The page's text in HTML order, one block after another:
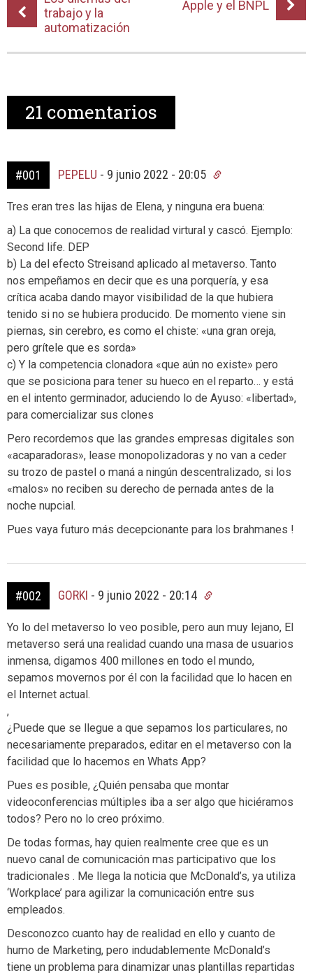
trabajo y la
automatización
Apple y el BNPL
21 comentarios
#001 PEPELU - 9 junio 2022 - 20:05
Tres eran tres las hijas de Elena, y ninguna era buena:
a) La que conocemos de realidad virtural y cascó. Ejemplo:
Second life. DEP
b) La del efecto Streisand aplicado al metaverso. Tanto
nos empeñamos en decir que es una porquería, y esa
crítica acaba dando mayor visibilidad de la que hubiera
tenido si no se hubiera producido. De momento viene sin
piernas, sin cerebro, es como el chiste: «una gran oreja,
pero grítele que es sorda»
c) Y la competencia clonadora «que aún no existe» pero
que se posiciona para tener su hueco en el reparto… y está
en el intento germinador, aduciendo lo de Ayuso: «libertad»,
para comercializar sus clones
Pero recordemos que las grandes empresas digitales son
«acaparadoras», lease monopolizadoras y no van a ceder
su trozo de pastel o maná a ningún descentralizado, si los
«malos» no reciben su derecho de pernada antes de la
noche nupcial.
Pues vaya futuro más decepcionante para los brahmanes !
#002 GORKI - 9 junio 2022 - 20:14
Yo lo del metaverso lo veo posible, pero aun muy lejano, El
metaverso será una realidad cuando una masa de usuarios
inmensa, digamos 400 millones en todo el mundo,
sepamos movernos por él con la facilidad que lo hacen en
el Internet actual.
,
¿Puede que se llegue a que sepamos los particulares, no
necesariamente preparados, editar en el metaverso con la
facilidad que lo hacemos en Whats App?
Pues es posible, ¿Quién pensaba que montar
videoconferencias múltiples iba a ser algo que hiciéramos
todos? Pero no lo creo próximo.
De todas formas, hay quien realmente cree que es un
nuevo canal de comunicación mas participativo que los
tradicionales . Me llega la noticia que McDonald’s, ya utiliza
‘Workplace’ para agilizar la comunicación entre sus
empleados.
Desconozco cuanto hay de realidad en ello y cuanto de
humo de Marketing, pero indudablemente McDonald’s
tiene un problema para dinamizar unas plantillas repartidas